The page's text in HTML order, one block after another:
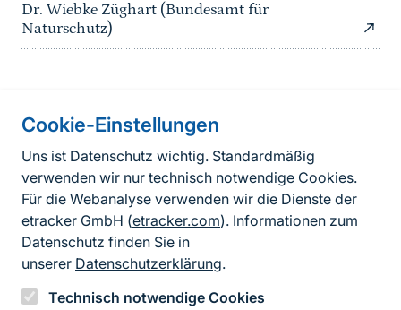
Cookie-Einstellungen
Uns ist Datenschutz wichtig. Standardmäßig
verwenden wir nur technisch notwendige Cookies.
Für die Webanalyse verwenden wir die Dienste der
etracker GmbH (etracker.com). Informationen zum
Datenschutz finden Sie in
unserer Datenschutzerklärung.
Technisch notwendige Cookies
Dr. Wiebke Züghart (Bundesamt für
Naturschutz)
FußzeileKontakt
FAQ
Erklärung zur Barrierefreiheit
Datenschutzerklärung
Impressum